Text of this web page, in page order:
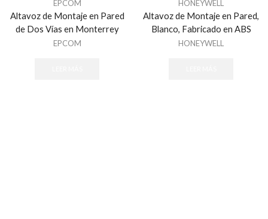
EPCOM
Altavoz de Montaje en Pared
de Dos Vías en Monterrey
EPCOM
HONEYWELL
Altavoz de Montaje en Pared,
Blanco, Fabricado en ABS
HONEYWELL